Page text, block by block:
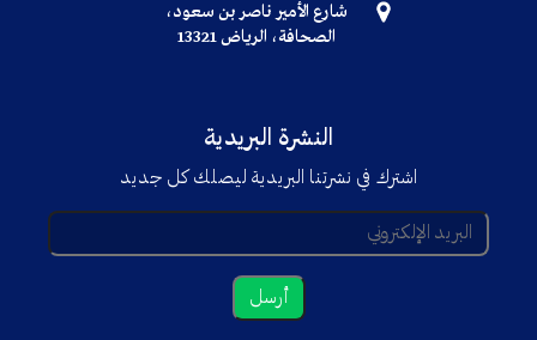
شارع الأمير ناصر بن سعود،
الصحافة، الرياض 13321
النشرة البريدية
اشترك في نشرتنا البريدية ليصلك كل جديد